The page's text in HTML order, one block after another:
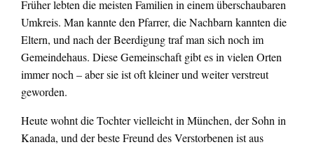
Früher lebten die meisten Familien in einem überschaubaren
Umkreis. Man kannte den Pfarrer, die Nachbarn kannten die
Eltern, und nach der Beerdigung traf man sich noch im
Gemeindehaus. Diese Gemeinschaft gibt es in vielen Orten
immer noch – aber sie ist oft kleiner und weiter verstreut
geworden.
Heute wohnt die Tochter vielleicht in München, der Sohn in
Kanada, und der beste Freund des Verstorbenen ist aus